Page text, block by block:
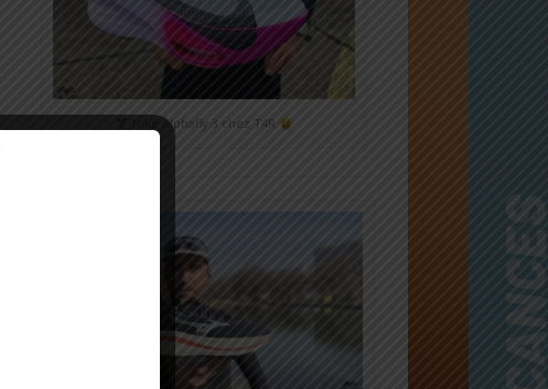
Nike Alphafly 3 chez T4R